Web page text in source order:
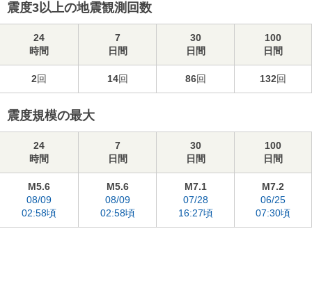
震度3以上の地震観測回数
24
時間
7
日間
30
日間
100
日間
2回 14回 86回 132回
震度規模の最大
24
時間
7
日間
30
日間
100
日間
M5.6
08/09
02:58頃
M5.6
08/09
02:58頃
M7.1
07/28
16:27頃
M7.2
06/25
07:30頃